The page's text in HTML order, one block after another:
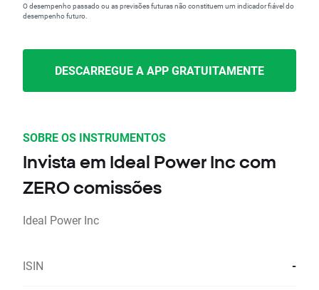
O desempenho passado ou as previsões futuras não constituem um indicador fiável do
desempenho futuro.
DESCARREGUE A APP GRATUITAMENTE
SOBRE OS INSTRUMENTOS
Invista em Ideal Power Inc com
ZERO comissões
Ideal Power Inc
ISIN -